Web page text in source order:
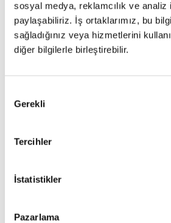
sosyal medya, reklamcılık ve analiz
paylaşabiliriz. İş ortaklarımız, bu
sağladığınız veya hizmetlerini
diğer bilgilerle birleştirebilir.
Seçimi
Gerekli
Tercihler
İstatistikler
Pazarlama
INVITE
AMT
COLT
1.5
AMT
INVITE